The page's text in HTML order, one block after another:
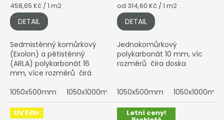
Měrná
cena:
458,65 Kč / 1 m2
DETAIL
Sedmistěnný komůrkový
(Exolon) a pětistěnný
(ARLA) polykarbonát 16
mm, více rozměrů čirá
1050x500mm
1050x1000mm 1050x1500mm
Měrná
cena:
od 314,60 Kč / 1 m2
DETAIL
Jednokomůrkový
polykarbonát 10 mm, víc
rozměrů číra doska
1050x500mm 1050x1000mm
UV Filtr Letní ceny!